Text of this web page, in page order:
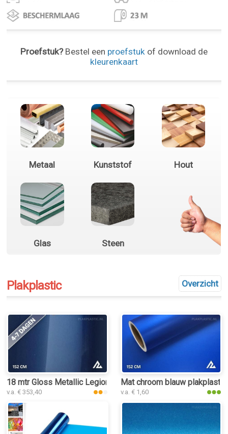
Proefstuk?Bestel een proefstukof download de
kleurenkaart
Metaal Kunststof Hout
Glas Steen
Overzicht
Plakplastic
18 mtr Gloss Metallic Legion Blue 3072 plakplastic
v.a. € 353,40
Mat chroom blauw plakplastic
v.a. € 1,60